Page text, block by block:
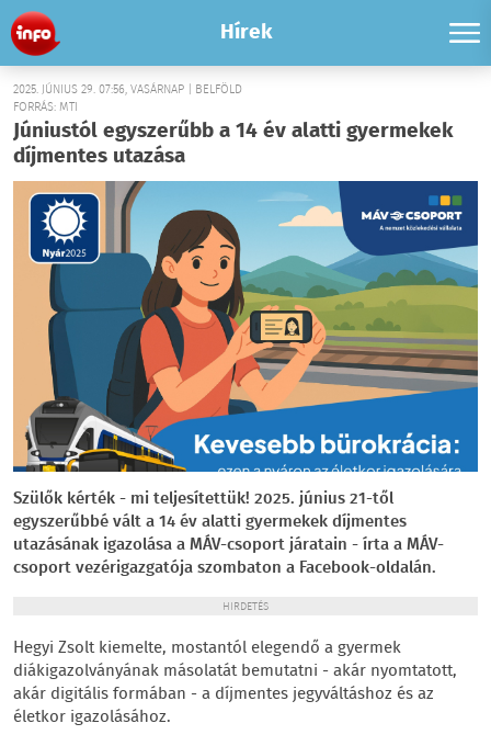
Hírek
2025. JÚNIUS 29. 07:56, VASÁRNAP | BELFÖLD
FORRÁS: MTI
Júniustól egyszerűbb a 14 év alatti gyermekek
díjmentes utazása
Szülők kérték - mi teljesítettük! 2025. június 21-től
egyszerűbbé vált a 14 év alatti gyermekek díjmentes
utazásának igazolása a MÁV-csoport járatain - írta a MÁV-
csoport vezérigazgatója szombaton a Facebook-oldalán.
HIRDETÉS
Hegyi Zsolt kiemelte, mostantól elegendő a gyermek
diákigazolványának másolatát bemutatni - akár nyomtatott,
akár digitális formában - a díjmentes jegyváltáshoz és az
életkor igazolásához.